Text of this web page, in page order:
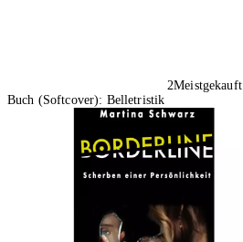
2Meistgekauft
Buch (Softcover): Belletristik